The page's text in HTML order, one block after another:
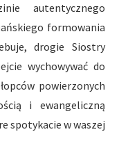
autentycznego
formowania
drogie Siostry
wychowywać do
powierzonych
i ewangeliczną
spotykacie w waszej